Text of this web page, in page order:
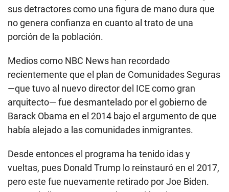
sus detractores como una figura de mano dura que
no genera confianza en cuanto al trato de una
porción de la población.
Medios como NBC News han recordado
recientemente que el plan de Comunidades Seguras
—que tuvo al nuevo director del ICE como gran
arquitecto— fue desmantelado por el gobierno de
Barack Obama en el 2014 bajo el argumento de que
había alejado a las comunidades inmigrantes.
Desde entonces el programa ha tenido idas y
vueltas, pues Donald Trump lo reinstauró en el 2017,
pero este fue nuevamente retirado por Joe Biden.